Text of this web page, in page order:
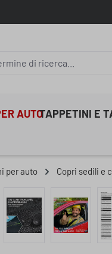
AUTOTAPPETINI E
per auto Copri sedili e